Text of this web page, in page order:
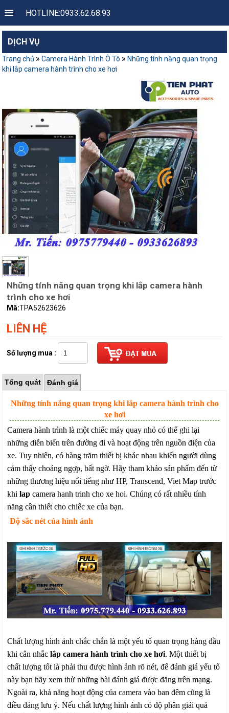
HOTLINE:0933.62.68.93
DỊCH VỤ
Trang chủ » Camera Hành Trình Ô Tô » Những tính năng quan trọng
khi lắp camera hành trình cho xe hơi
Những tính năng quan trọng khi lắp camera hành
trình cho xe hơi
Mã:TPA52623626
LIÊN HỆ
Số lượng mua :
Tổng quát Đánh giá
Những tính năng quan trọng khi lắp camera hành trình cho
xe hơi
Camera hành trình là một chiếc máy quay nhỏ có thể ghi lại
những diễn biến trên đường đi và hoạt động trên nguồn điện của
xe. Tuy nhiên, có hàng trăm thiết bị khác nhau khiến người dùng
cảm thấy choáng ngợp, bất ngờ. Hãy tham khảo sản phẩm đến từ
những thương hiệu nổi tiếng như HP, Transcend, Viet Map trước
khilapcamera hanh trinh cho xe hoi. Chúng có rất nhiều tính
năng cần thiết cho chiếc xe của bạn.
Độ sắc nét của hình ảnh
Chất lượng hình ảnh chắc chắn là một yếu tố quan trọng hàng đầu
khi cân nhắclắp camera hành trình cho xe hơi. Một thiết bị
chất lượng tốt là phải thu được hình ảnh rõ nét, để đánh giá yếu tố
này bạn hãy xem thử những bài đánh giá được đăng trên mạng.
Ngoài ra, khả năng hoạt động của camera vào ban đêm cũng là
điều đáng lưu ý. Nếu chất lượng hình ảnh có độ phân giải quá